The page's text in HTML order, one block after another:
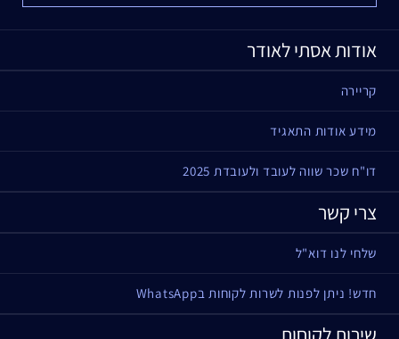
אודות אסתי לאודר
קריירה
מידע אודות התאגיד
דו"ח שכר שווה לעובד ולעובדת 2025
צרי קשר
שלחי לנו דוא"ל
חדש! ניתן לפנות לשרות לקוחות בWhatsApp